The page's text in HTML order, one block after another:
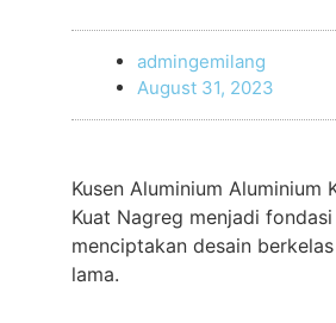
admingemilang
August 31, 2023
Kusen Aluminium Aluminium
Kuat Nagreg menjadi
menciptakan desain
lama.